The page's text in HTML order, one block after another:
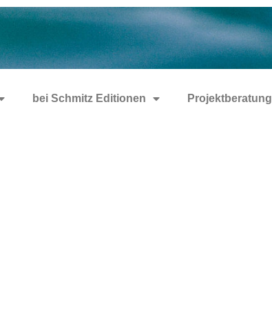
bei Schmitz Editionen Projektberatung